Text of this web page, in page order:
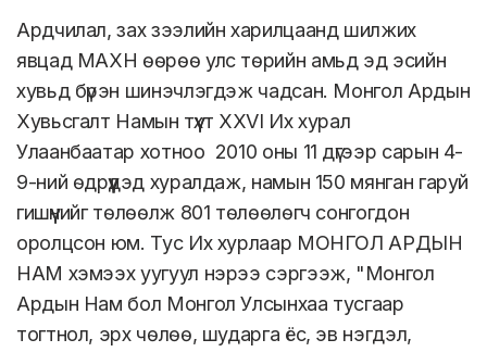
Ардчилал, зах зээлийн харилцаанд шилжих
явцад МАХН өөрөө улс төрийн амьд эд эсийн
хувьд бүрэн шинэчлэгдэж чадсан. Монгол Ардын
Хувьсгалт Намын түүхт XXVI Их хурал
Улаанбаатар хотноо 2010 оны 11 дүгээр сарын 4-
9-ний өдрүүдэд хуралдаж, намын 150 мянган гаруй
гишүүнийг төлөөлж 801 төлөөлөгч сонгогдон
оролцсон юм. Тус Их хурлаар МОНГОЛ АРДЫН
НАМ хэмээх уугуул нэрээ сэргээж, "Монгол
Ардын Нам бол Монгол Улсынхаа тусгаар
тогтнол, эрх чөлөө, шударга ёс, эв нэгдэл,